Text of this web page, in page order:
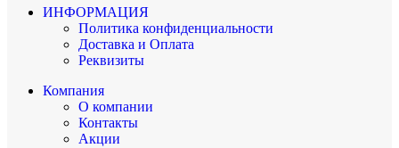
ИНФОРМАЦИЯ
Политика конфиденциальности
Доставка и Оплата
Реквизиты
Компания
О компании
Контакты
Акции